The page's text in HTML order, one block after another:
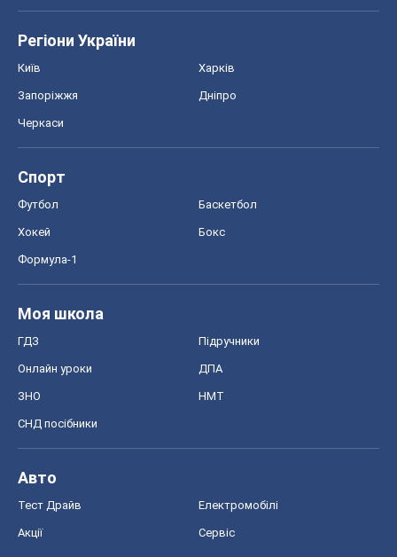
Регіони України
Київ Харків
Запоріжжя Дніпро
Черкаси
Спорт
Футбол Баскетбол
Хокей Бокс
Формула-1
Моя школа
ГДЗ Підручники
Онлайн уроки ДПА
ЗНО НМТ
СНД посібники
Авто
Тест Драйв Електромобілі
Акції Сервіс